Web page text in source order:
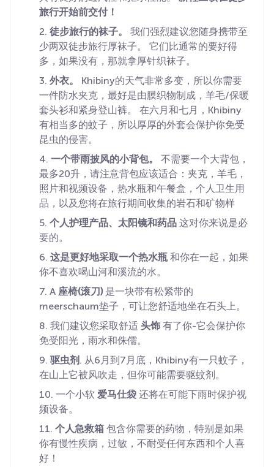
旅行开始前交付！
徒步旅行的袜子。
我们强烈建议您随身携带至
少两双徒步旅行厚袜子。 它们比通常的要好得
多，如果没有，那就拿厚针织袜子。
外衣。 Khibiny的天气非常多变，所以你需要
一件防水夹克，最好是由膜织物制成，羊毛/保暖
套头衫和紧身登山裤。 在六月和七月，Khibiny
有相当多的蚊子，所以厚厚的外套会保护你免受
昆虫的侵害。
一个带雨披风的小背包。 不需要一个大背包，
最多20升，请注意背包应该适合：夹克，羊毛，
照片和视频设备，热水瓶和午餐盒，个人卫生用
品，以及您将在旅行期间收集的岩石和矿物样
个人护理产品、太阳镜和药品 这对你来说是必
要的。
这是更好地采取一个热水瓶 和你在一起，如果
你不喜欢喝山河和溪流的水。
A 座椅(滚刀)是一块带有松紧带的
meerschaum垫子，可让您舒适地坐在石头上。
我们建议您采取舒适 头饰 有了你-它会保护你
免受阳光，雨水和侏儒。
驱虫剂 . 从6月到7月底，Khibiny有一只蚊子，
在山上它被风吹走，但你可能需要驱蚊剂。
一个小软 爱马仕袋 还将在可能下雨时保护视
频设备。
个人急救箱 包含你需要的药物，特别是如果
你有慢性疾病，过敏，不耐受任何东西和个人喜
好！